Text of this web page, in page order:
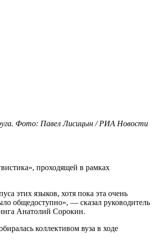
Фото: Павел Лисицын / РИА Новости
проходящей в рамках
этих языков, хотя пока эта очень
общедоступно», — сказал руководитель
Анатолий Сорокин.
коллективом вуза в ходе